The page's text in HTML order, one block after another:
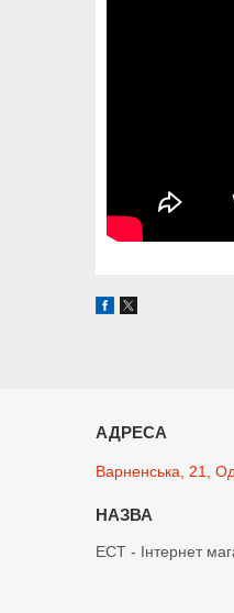
Варненська, 21,
ЕСТ - Інтернет